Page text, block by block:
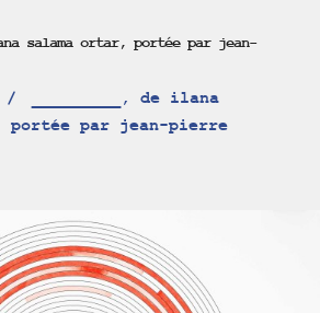
salama ortar, portée par jean-
_________, de ilana
portée par jean-pierre